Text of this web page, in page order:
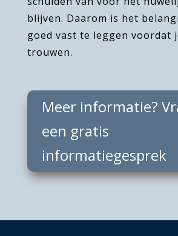
blijven. Daarom is het
goed vast te leggen voordat
trouwen.
Meer informatie?
een gratis
informatiegesprek